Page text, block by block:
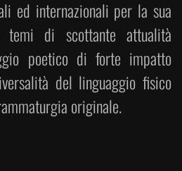
ed internazionali per la sua
di scottante attualità
poetico di forte impatto
del linguaggio fisico
originale.